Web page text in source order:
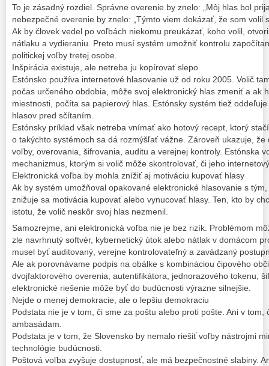
To je zásadný rozdiel. Správne overenie by znelo: „Môj hlas bol
nebezpečné overenie by znelo: „Týmto viem dokázať, že som volil
Ak by človek vedel po voľbách niekomu preukázať, koho volil,
nátlaku a vydieraniu. Preto musí systém umožniť kontrolu
politickej voľby tretej osobe.
Inšpirácia existuje, ale netreba ju kopírovať slepo
Estónsko používa internetové hlasovanie už od roku 2005. Volič
počas určeného obdobia, môže svoj elektronický hlas zmeniť a ak
miestnosti, počíta sa papierový hlas. Estónsky systém tiež
hlasov pred sčítaním.
Estónsky príklad však netreba vnímať ako hotový recept, ktorý
o takýchto systémoch sa dá rozmýšľať vážne. Zároveň ukazuje,
voľby, overovania, šifrovania, auditu a verejnej kontroly. Estónska
mechanizmus, ktorým si volič môže skontrolovať, či jeho
Elektronická voľba by mohla znížiť aj motiváciu kupovať hlasy
Ak by systém umožňoval opakované elektronické hlasovanie s
znižuje sa motivácia kupovať alebo vynucovať hlasy. Ten, kto by
istotu, že volič neskôr svoj hlas nezmenil.
Samozrejme, ani elektronická voľba nie je bez rizík. Problémom
zle navrhnutý softvér, kybernetický útok alebo nátlak v domácom
musel byť auditovaný, verejne kontrolovateľný a zavádzaný
Ale ak porovnávame podpis na obálke s kombináciou čipového
dvojfaktorového overenia, autentifikátora, jednorazového tokenu,
elektronické riešenie môže byť do budúcnosti výrazne silnejšie.
Nejde o menej demokracie, ale o lepšiu demokraciu
Podstata nie je v tom, či sme za poštu alebo proti pošte. Ani v
ambasádam.
Podstata je v tom, že Slovensko by nemalo riešiť voľby nástrojmi
technológie budúcnosti.
Poštová voľba zvyšuje dostupnosť, ale má bezpečnostné slabiny.